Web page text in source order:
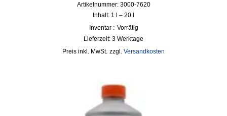
Artikelnummer: 3000-7620
Inhalt: 1 l – 20 l
Inventar : Vorrätig
Lieferzeit: 3 Werktage
inkl. MwSt. zzgl. Versandkosten